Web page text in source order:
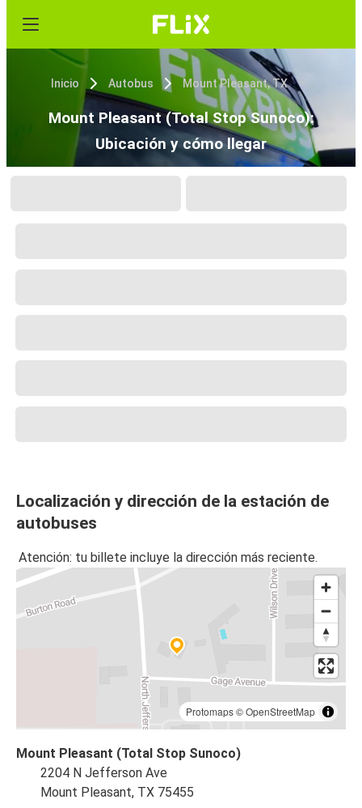
Inicio Autobus Mount Pleasant, TX
Mount Pleasant (Total Stop Sunoco):
Ubicación y cómo llegar
Localización y dirección de la estación de
autobuses
Atención: tu billete incluye la dirección más reciente.
Protomaps©OpenStreetMap
Mount Pleasant (Total Stop Sunoco)
2204 N Jefferson Ave
Mount Pleasant, TX 75455